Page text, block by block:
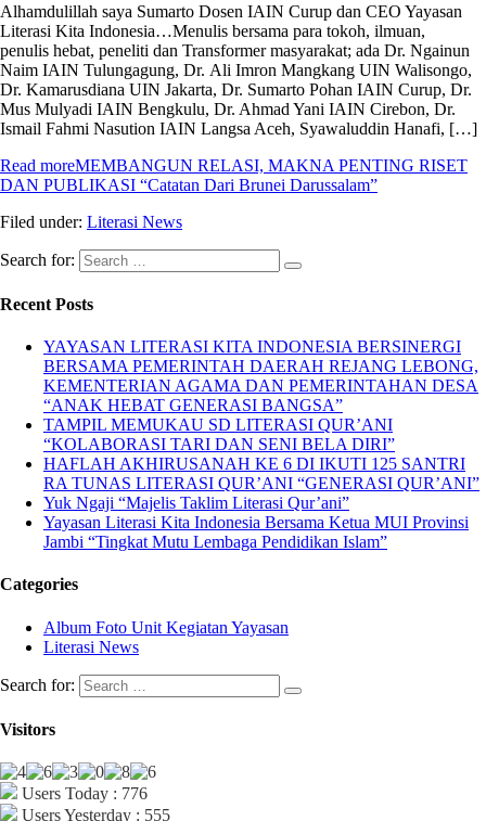
Alhamdulillah saya Sumarto Dosen IAIN Curup dan CEO Yayasan
Literasi Kita Indonesia…Menulis bersama para tokoh, ilmuan,
penulis hebat, peneliti dan Transformer masyarakat; ada Dr. Ngainun
Naim IAIN Tulungagung, Dr. Ali Imron Mangkang UIN Walisongo,
Dr. Kamarusdiana UIN Jakarta, Dr. Sumarto Pohan IAIN Curup, Dr.
Mus Mulyadi IAIN Bengkulu, Dr. Ahmad Yani IAIN Cirebon, Dr.
Ismail Fahmi Nasution IAIN Langsa Aceh, Syawaluddin Hanafi, […]
Read moreMEMBANGUN RELASI, MAKNA PENTING RISET
DAN PUBLIKASI “Catatan Dari Brunei Darussalam”
Filed under: Literasi News
Search for:
Recent Posts
YAYASAN LITERASI KITA INDONESIA BERSINERGI
BERSAMA PEMERINTAH DAERAH REJANG LEBONG,
KEMENTERIAN AGAMA DAN PEMERINTAHAN DESA
“ANAK HEBAT GENERASI BANGSA”
TAMPIL MEMUKAU SD LITERASI QUR’ANI
“KOLABORASI TARI DAN SENI BELA DIRI”
HAFLAH AKHIRUSANAH KE 6 DI IKUTI 125 SANTRI
RA TUNAS LITERASI QUR’ANI “GENERASI QUR’ANI”
Yuk Ngaji “Majelis Taklim Literasi Qur’ani”
Yayasan Literasi Kita Indonesia Bersama Ketua MUI Provinsi
Jambi “Tingkat Mutu Lembaga Pendidikan Islam”
Categories
Album Foto Unit Kegiatan Yayasan
Literasi News
Search for:
Visitors
Users Today : 776
Users Yesterday : 555